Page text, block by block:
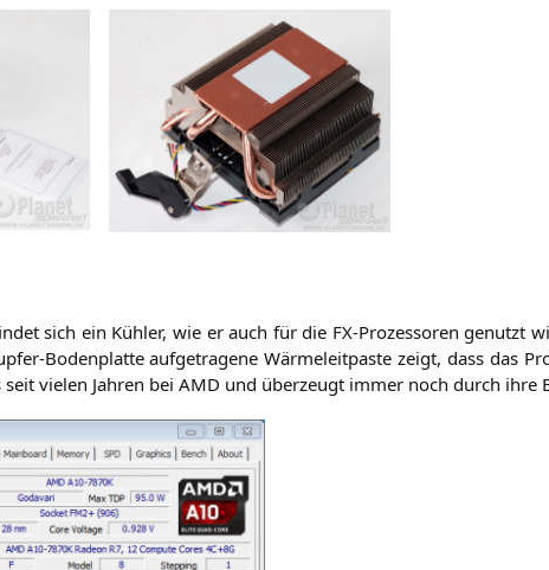
sich ein Küh­ler, wie er auch für die FX-Pro­zes­so­ren genutzt
Boden­plat­te auf­ge­tra­ge­ne Wär­me­leit­pas­te zeigt, dass das
vie­len Jah­ren bei AMD und über­zeugt immer noch durch ihre